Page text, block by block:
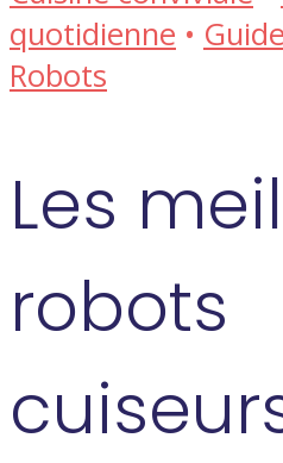
quotidienne •
Robots
Les
robots